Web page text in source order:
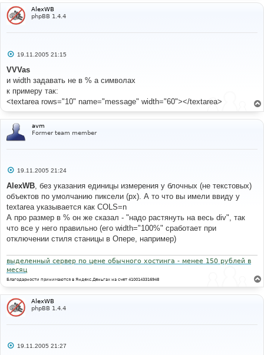
AlexWB
phpBB 1.4.4
С
о
б
щ
е
н
и
19.11.2005 21:15
VVVas
и width задавать не в % а символах
к примеру так:
<textarea rows="10" name="message" width="60"></textarea>
avm
Former team member
С
о
б
щ
е
н
и
е
19.11.2005 21:24
AlexWB, без указания единицы измерения у блочных (не текстовых)
объектов по умолчанию пиксели (px). А то что вы имели ввиду у
textarea указывается как COLS=n
А про размер в % он же сказал - "надо растянуть на весь div", так
что все у него правильно (его width="100%" сработает при
отключении стиля станицы в Опере, например)
выделенный сервер по цене обычного хостинга - менее 150 рублей в
месяц
Благодарности принимаются в Яндекс.Деньгах на счет 4100143316948
AlexWB
phpBB 1.4.4
С19.11.2005 21:27